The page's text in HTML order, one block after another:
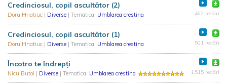
Credinciosul, copil ascultător (2)
Doru Hnatiuc | Diverse | Tematica: Umblarea crestina 467 redări
Credinciosul, copil ascultător (1)
Doru Hnatiuc | Diverse | Tematica: Umblarea crestina 501 redări
Încotro te îndrepți
Nicu Butoi | Diverse | Tematica: Umblarea crestina 1.515 redări